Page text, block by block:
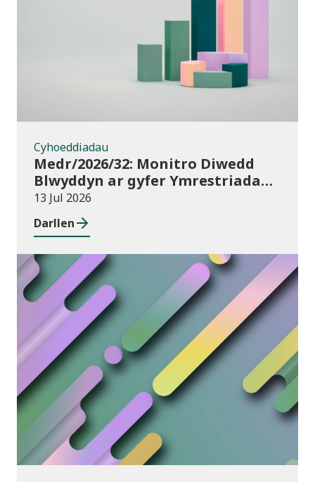
Cyhoeddiadau
Cyhoeddiadau
Medr/2026/32: Monitro Diwedd
Blwyddyn ar gyfer Ymrestriadau
Addysg Uwch 2025/26
13 Jul 2026
Darllen
Newyddion